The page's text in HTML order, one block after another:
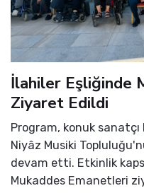
İlahiler Eşliğinde
Ziyaret Edildi
Program, konuk sanatçı
Niyâz Musiki
devam etti. Etkinlik
Mukaddes Emanetleri